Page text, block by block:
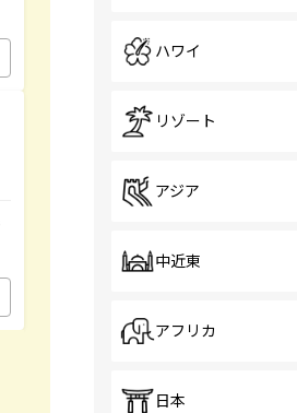
ハワイ
リゾート
アジア
中近東
アフリカ
日本